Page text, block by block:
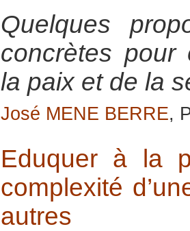
Quelques
concrètes
la paix et de la
José MENE BERRE,
Eduquer à la
complexité
autres